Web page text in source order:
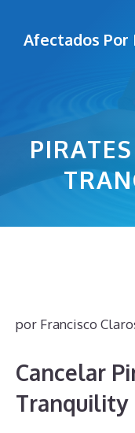
Afectados
por Francisco
Cancelar
Tranquility